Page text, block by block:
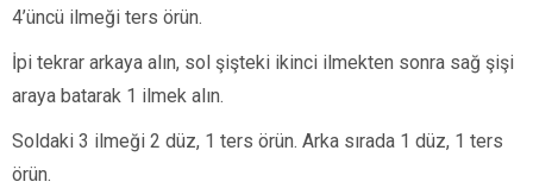
4’üncü ilmeği ters örün.
İpi tekrar arkaya alın, sol şişteki ikinci ilmekten sonra sağ şişi
araya batarak 1 ilmek alın.
Soldaki 3 ilmeği 2 düz, 1 ters örün. Arka sırada 1 düz, 1 ters
örün.